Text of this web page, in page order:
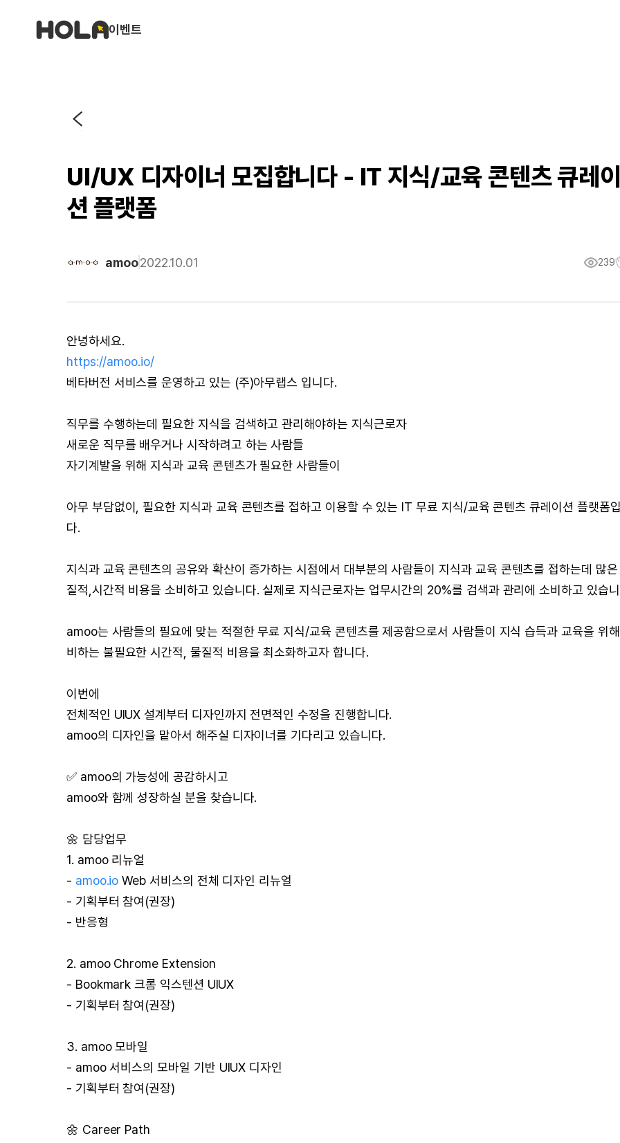
이벤트
UI/UX 디자이너 모집합니다 - IT 지식/교육 콘텐츠 큐레
션 플랫폼
amoo2022.10.01 239
안녕하세요.
https://amoo.io/
베타버전 서비스를 운영하고 있는 (주)아무랩스 입니다.
직무를 수행하는데 필요한 지식을 검색하고 관리해야하는 지식근로자
새로운 직무를 배우거나 시작하려고 하는 사람들
자기계발을 위해 지식과 교육 콘텐츠가 필요한 사람들이
아무 부담없이, 필요한 지식과 교육 콘텐츠를 접하고 이용할 수 있는 IT 무료 지식/교육 콘텐츠 큐레이션 플랫폼
다.
지식과 교육 콘텐츠의 공유와 확산이 증가하는 시점에서 대부분의 사람들이 지식과 교육 콘텐츠를 접하는데 많
질적,시간적 비용을 소비하고 있습니다. 실제로 지식근로자는 업무시간의 20%를 검색과 관리에 소비하고 있습
amoo는 사람들의 필요에 맞는 적절한 무료 지식/교육 콘텐츠를 제공함으로서 사람들이 지식 습득과 교육을 위
비하는 불필요한 시간적, 물질적 비용을 최소화하고자 합니다.
이번에
전체적인 UIUX 설계부터 디자인까지 전면적인 수정을 진행합니다.
amoo의 디자인을 맡아서 해주실 디자이너를 기다리고 있습니다.
✅ amoo의 가능성에 공감하시고
amoo와 함께 성장하실 분을 찾습니다.
🌼 담당업무
1. amoo 리뉴얼
- amoo.io Web 서비스의 전체 디자인 리뉴얼
- 기획부터 참여(권장)
- 반응형
2. amoo Chrome Extension
- Bookmark 크롬 익스텐션 UIUX
- 기획부터 참여(권장)
3. amoo 모바일
- amoo 서비스의 모바일 기반 UIUX 디자인
- 기획부터 참여(권장)
🌼 Career Path